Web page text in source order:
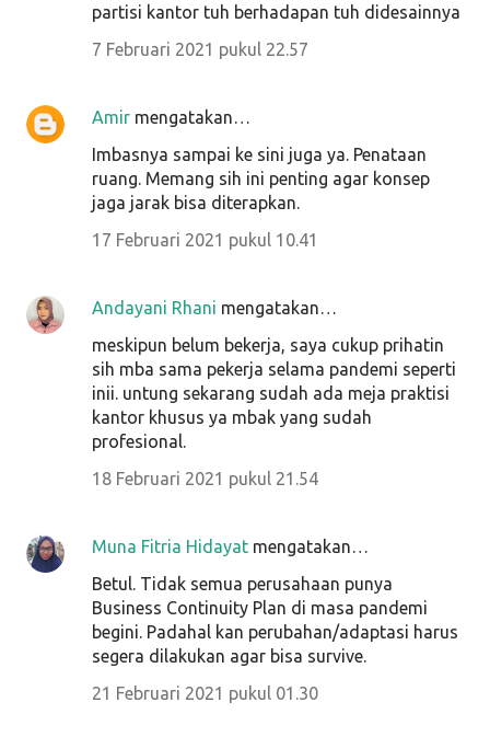
partisi kantor tuh berhadapan tuh didesainnya
7 Februari 2021 pukul 22.57
Amir mengatakan…
Imbasnya sampai ke sini juga ya. Penataan
ruang. Memang sih ini penting agar konsep
jaga jarak bisa diterapkan.
17 Februari 2021 pukul 10.41
Andayani Rhani mengatakan…
meskipun belum bekerja, saya cukup prihatin
sih mba sama pekerja selama pandemi seperti
inii. untung sekarang sudah ada meja praktisi
kantor khusus ya mbak yang sudah
profesional.
18 Februari 2021 pukul 21.54
Muna Fitria Hidayat mengatakan…
Betul. Tidak semua perusahaan punya
Business Continuity Plan di masa pandemi
begini. Padahal kan perubahan/adaptasi harus
segera dilakukan agar bisa survive.
21 Februari 2021 pukul 01.30